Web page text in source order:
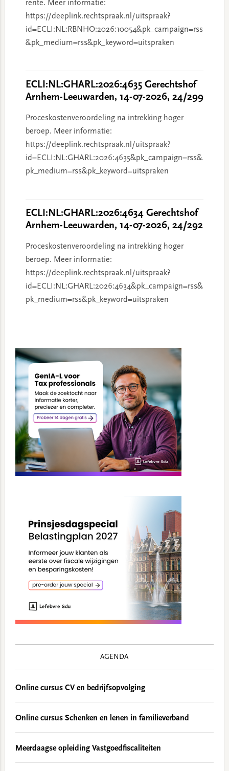
rente. Meer informatie:
https://deeplink.rechtspraak.nl/uitspraak?
id=ECLI:NL:RBNHO:2026:10054&pk_campaign=rss
&pk_medium=rss&pk_keyword=uitspraken
ECLI:NL:GHARL:2026:4635 Gerechtshof
Arnhem-Leeuwarden, 14-07-2026, 24/299
Proceskostenveroordeling na intrekking hoger
beroep. Meer informatie:
https://deeplink.rechtspraak.nl/uitspraak?
id=ECLI:NL:GHARL:2026:4635&pk_campaign=rss&
pk_medium=rss&pk_keyword=uitspraken
ECLI:NL:GHARL:2026:4634 Gerechtshof
Arnhem-Leeuwarden, 14-07-2026, 24/292
Proceskostenveroordeling na intrekking hoger
beroep. Meer informatie:
https://deeplink.rechtspraak.nl/uitspraak?
id=ECLI:NL:GHARL:2026:4634&pk_campaign=rss&
pk_medium=rss&pk_keyword=uitspraken
Sidebar
AGENDA
Online cursus CV en bedrijfsopvolging
Online cursus Schenken en lenen in familieverband
Meerdaagse opleiding Vastgoedfiscaliteiten